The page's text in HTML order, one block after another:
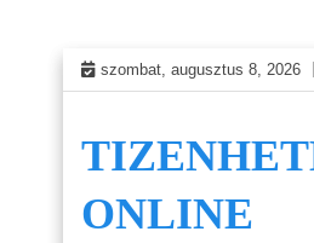
Skip
to
szombat, augusztus 8, 2026
ONLINE